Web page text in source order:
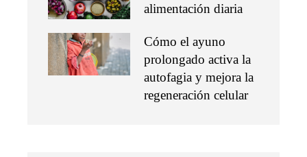
alimentación diaria
Cómo el ayuno
prolongado activa la
autofagia y mejora la
regeneración celular